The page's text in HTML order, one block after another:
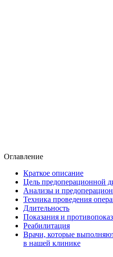
Оглавление
Краткое описание
Цель предоперационной
Анализы и
Техника проведения
Длительность
Показания и
Реабилитация
Врачи, которые
в нашей клинике